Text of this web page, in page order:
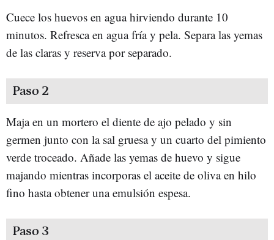
Cuece los huevos en agua hirviendo durante 10
minutos. Refresca en agua fría y pela. Separa las yemas
de las claras y reserva por separado.
Paso 2
Maja en un mortero el diente de ajo pelado y sin
germen junto con la sal gruesa y un cuarto del pimiento
verde troceado. Añade las yemas de huevo y sigue
majando mientras incorporas el aceite de oliva en hilo
fino hasta obtener una emulsión espesa.
Paso 3